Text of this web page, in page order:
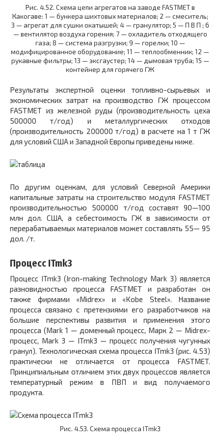
Рис. 4.52. Схема цепи агрегатов на заводе FASTMET в
Какогаве: 1 — бункера шихтовых материалов; 2 — смеситель;
3 — агрегат для сушки окатышей; 4 — гранулятор; 5 — П В П ; 6
— вентилятор воздуха горения; 7 — охладитель отходящего
газа; 8 — система разгрузки; 9 — горелки; 10 —
модифицированное оборудование; 11 — теплообменник; 12 —
рукавные фильтры; 13 — эксгаустер; 14 — дымовая труба; 15 —
контейнер для горячего ГЖ
Результаты экспертной оценки топливно-сырьевых и
экономических затрат на производство ГЖ процессом
FASTMET из железной руды (производительность цеха
500000 т/год) и металлургических отходов
(производительность 200000 т/год) в расчете на 1 т ГЖ
для условий США и Западной Европы приведены ниже.
По другим оценкам, для условий Северной Америки
капитальные затраты на строительство модуля FASTMET
производительностью 500000 т/год составят 90—100
млн дол. США, а себестоимость ГЖ в зависимости от
перерабатываемых материалов может составлять 55— 95
дол. /т.
Процесс ITmk3
Процесс ITmk3 (Iron-making Technology Mark 3) является
разновидностью процесса FASTMET и разработан он
также фирмами «Midrex» и «Kobe Steel». Название
процесса связано с претензиями его разработчиков на
большие перспективы развития и применения этого
процесса (Mark 1 — доменный процесс, Марк 2 — Midrex-
процесс, Mark 3 — ITmk3 — процесс получения чугунных
гранул). Технологическая схема процесса ITmk3 (рис. 4.53)
практически не отличается от процесса FASTMET.
Принципиальным отличием этих двух процессов является
температурный режим в ПВП и вид получаемого
продукта.
Рис. 4.53. Схема процесса ІТmkЗ